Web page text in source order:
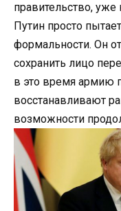
правительство, уже
Путин просто
формальности. Он
сохранить лицо
в это время армию
восстанавливают
возможности